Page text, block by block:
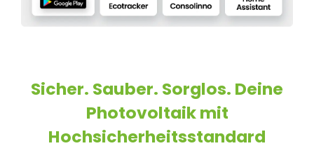
Sicher. Sauber. Sorglos. Deine
Photovoltaik mit
Hochsicherheitsstandard